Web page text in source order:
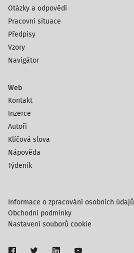
Otázky a odpovědi
Pracovní situace
Předpisy
Vzory
Navigátor
Web
Kontakt
Inzerce
Autoři
Klíčová slova
Nápověda
Týdeník
Informace o zpracování osobních údajů
Obchodní podmínky
Nastavení souborů cookie